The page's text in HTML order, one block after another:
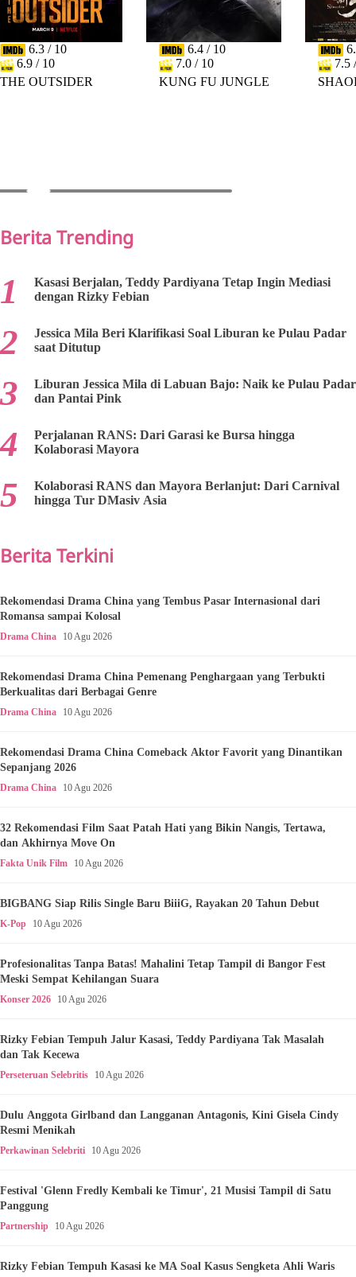
6.3 / 10
6.9 / 10
THE OUTSIDER
6.4 / 10
7.0 / 10
KUNG FU JUNGLE
7.5
Berita Trending
Kasasi Berjalan, Teddy Pardiyana Tetap Ingin Mediasi
dengan Rizky Febian
Jessica Mila Beri Klarifikasi Soal Liburan ke Pulau Padar
saat Ditutup
Liburan Jessica Mila di Labuan Bajo: Naik ke Pulau Padar
dan Pantai Pink
Perjalanan RANS: Dari Garasi ke Bursa hingga
Kolaborasi Mayora
Kolaborasi RANS dan Mayora Berlanjut: Dari Carnival
hingga Tur DMasiv Asia
Berita Terkini
Rekomendasi Drama China yang Tembus Pasar Internasional dari
Romansa sampai Kolosal
Drama China 10 Agu 2026
Rekomendasi Drama China Pemenang Penghargaan yang Terbukti
Berkualitas dari Berbagai Genre
Drama China 10 Agu 2026
Rekomendasi Drama China Comeback Aktor Favorit yang Dinantikan
Sepanjang 2026
Drama China 10 Agu 2026
32 Rekomendasi Film Saat Patah Hati yang Bikin Nangis, Tertawa,
dan Akhirnya Move On
Fakta Unik Film 10 Agu 2026
BIGBANG Siap Rilis Single Baru BiiiG, Rayakan 20 Tahun Debut
K-Pop 10 Agu 2026
Profesionalitas Tanpa Batas! Mahalini Tetap Tampil di Bangor Fest
Meski Sempat Kehilangan Suara
Konser 2026 10 Agu 2026
Rizky Febian Tempuh Jalur Kasasi, Teddy Pardiyana Tak Masalah
dan Tak Kecewa
Perseteruan Selebritis 10 Agu 2026
Dulu Anggota Girlband dan Langganan Antagonis, Kini Gisela Cindy
Resmi Menikah
Perkawinan Selebriti 10 Agu 2026
Festival 'Glenn Fredly Kembali ke Timur', 21 Musisi Tampil di Satu
Panggung
Partnership 10 Agu 2026
Rizky Febian Tempuh Kasasi ke MA Soal Kasus Sengketa Ahli Waris